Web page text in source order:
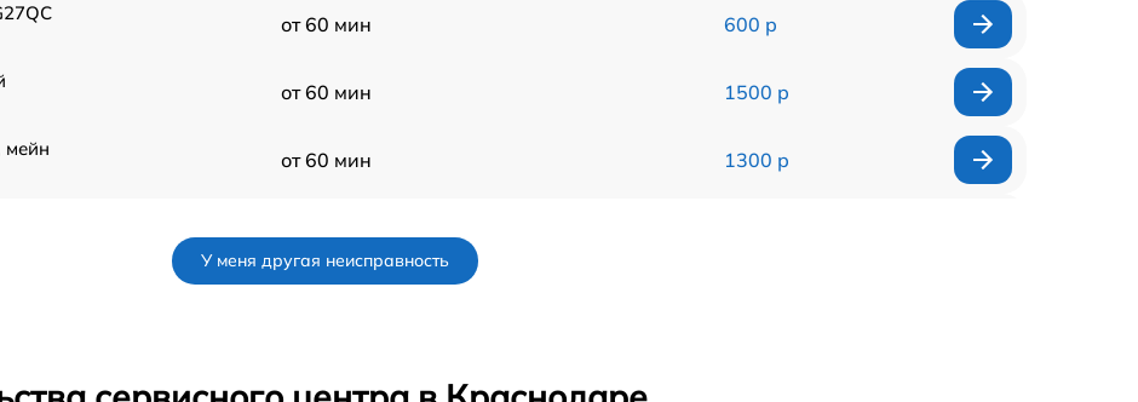
от 60 мин 600 р
от 60 мин 1500 р
мейн
от 60 мин 1300 р
У меня другая неисправность